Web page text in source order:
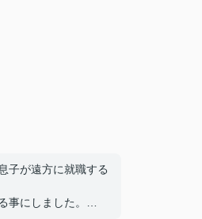
子が遠方に就職する
事にしました。